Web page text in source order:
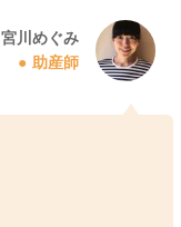
宮川めぐみ
助産師